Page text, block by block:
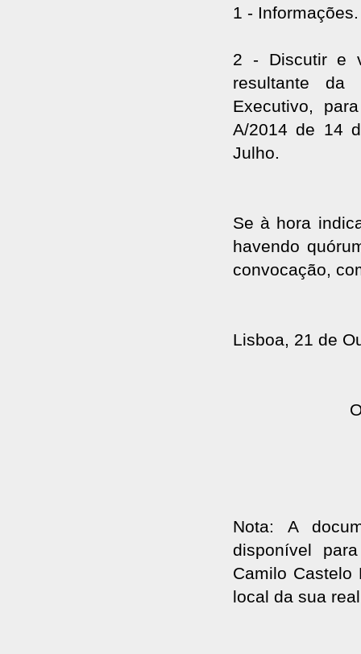
1 - Informações.
2 - Discutir e
resultante da
Executivo,
A/2014 de 14
Julho.
Se à hora
havendo
convocação,
Lisboa, 21 de
Nota: A
disponível
Camilo
local da sua